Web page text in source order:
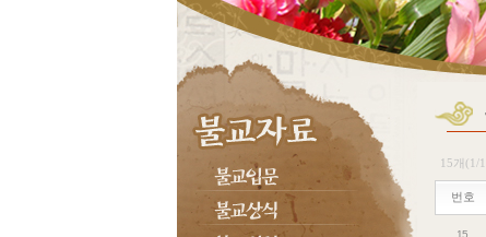
15개(1/
번호
15